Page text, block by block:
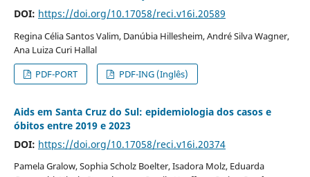
DOI: https://doi.org/10.17058/reci.v16i.20589
Regina Célia Santos Valim, Danúbia Hillesheim, André Silva Wagner,
Ana Luiza Curi Hallal
PDF-PORT
PDF-ING (Inglês)
Aids em Santa Cruz do Sul: epidemiologia dos casos e
óbitos entre 2019 e 2023
DOI: https://doi.org/10.17058/reci.v16i.20374
Pamela Gralow, Sophia Scholz Boelter, Isadora Molz, Eduarda